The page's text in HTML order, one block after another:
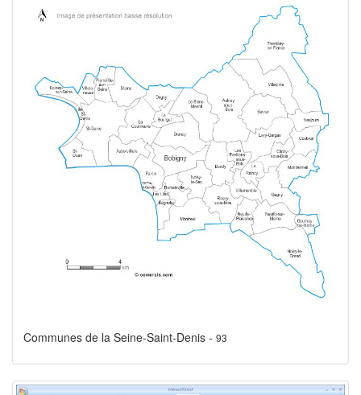
Communes de la Seine-Saint-Denis - 93